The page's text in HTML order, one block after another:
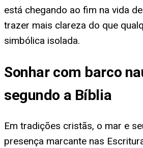
está chegando ao fim na vida
trazer mais clareza do que
simbólica isolada.
Sonhar com barco
segundo a Bíblia
Em tradições cristãs, o mar e
presença marcante nas